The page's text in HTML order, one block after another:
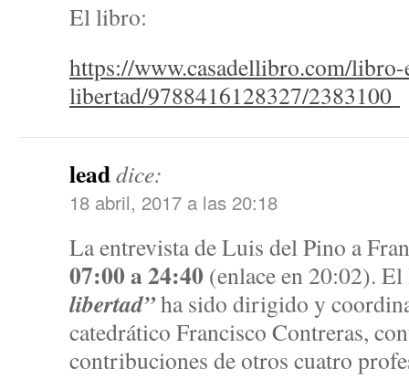
El libro:
https://www.casadellibro.com/
libertad/9788416128327/2383100
leaddice:
18 abril, 2017 a las 20:18
La entrevista de Luis del Pino a
07:00 a 24:40 (enlace en 20:02).
libertad”ha sido dirigido y
catedrático Francisco Contreras,
contribuciones de otros cuatro